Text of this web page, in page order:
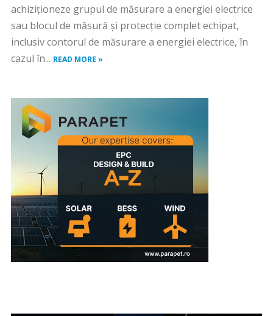
achiziţioneze grupul de măsurare a energiei electrice
sau blocul de măsură şi protecţie complet echipat,
inclusiv contorul de măsurare a energiei electrice, în
cazul în... READ MORE »